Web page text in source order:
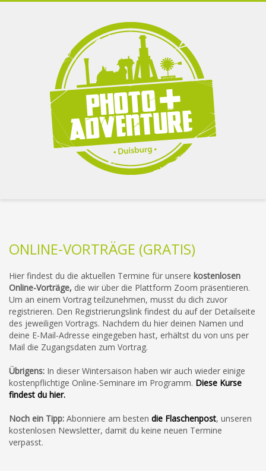
ONLINE-VORTRÄGE (GRATIS)
Hier findest du die aktuellen Termine für unsere kostenlosen
Online-Vorträge, die wir über die Plattform Zoom präsentieren.
Um an einem Vortrag teilzunehmen, musst du dich zuvor
registrieren. Den Registrierungslink findest du auf der Detailseite
des jeweiligen Vortrags. Nachdem du hier deinen Namen und
deine E-Mail-Adresse eingegeben hast, erhältst du von uns per
Mail die Zugangsdaten zum Vortrag.
Übrigens: In dieser Wintersaison haben wir auch wieder einige
kostenpflichtige Online-Seminare im Programm. Diese Kurse
findest du hier.
Noch ein Tipp: Abonniere am besten die Flaschenpost, unseren
kostenlosen Newsletter, damit du keine neuen Termine
verpasst.